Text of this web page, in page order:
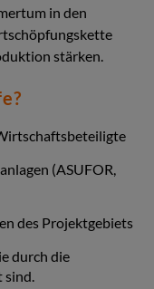
in den
stärken.
(ASUFOR,
des Projektgebiets
durch die
sind.